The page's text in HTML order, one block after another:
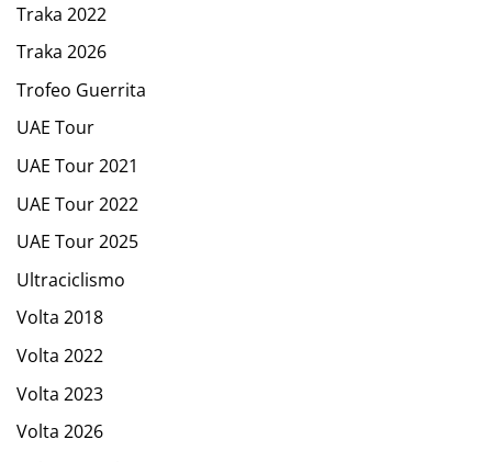
Traka 2022
Traka 2026
Trofeo Guerrita
UAE Tour
UAE Tour 2021
UAE Tour 2022
UAE Tour 2025
Ultraciclismo
Volta 2018
Volta 2022
Volta 2023
Volta 2026